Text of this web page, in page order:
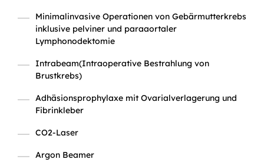
Minimalinvasive Operationen von Gebärmutterkrebs
inklusive pelviner und paraaortaler
Lymphonodektomie
Intrabeam(Intraoperative Bestrahlung von
Brustkrebs)
Adhäsionsprophylaxe mit Ovarialverlagerung und
Fibrinkleber
CO2-Laser
Argon Beamer